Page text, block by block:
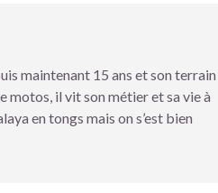
maintenant 15 ans et son terrain
motos, il vit son métier et sa vie à
en tongs mais on s’est bien